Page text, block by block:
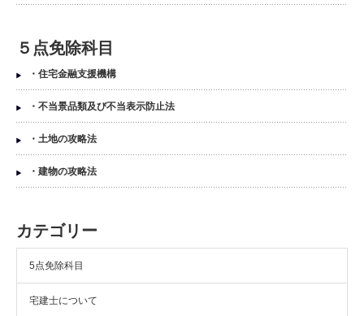
５点免除科目
・住宅金融支援機構
・不当景品類及び不当表示防止法
・土地の攻略法
・建物の攻略法
カテゴリー
5点免除科目
宅建士について